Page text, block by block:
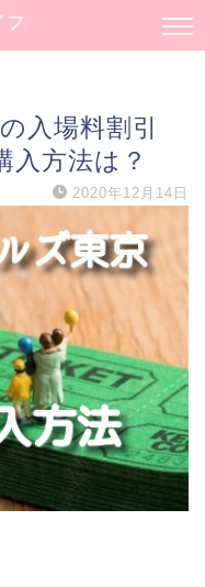
フ
入場料割引
入方法は？
2020年12月14日